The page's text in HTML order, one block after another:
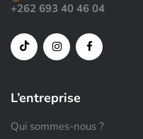
+262 693 40 46 04
L’entreprise
Qui sommes-nous ?